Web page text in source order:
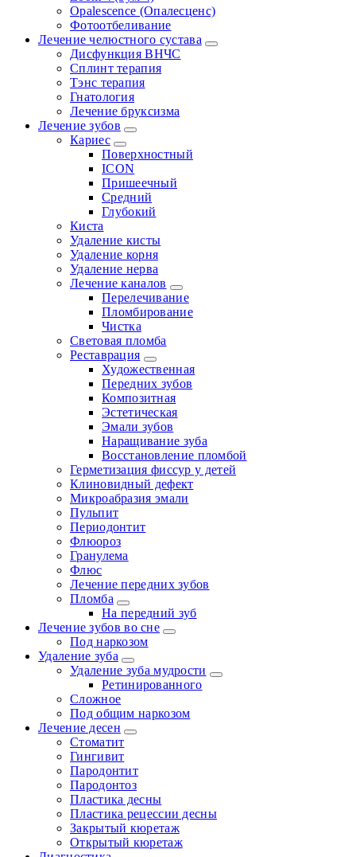
Opalescence (Опалесценс)
Фотоотбеливание
Лечение челюстного сустава
Дисфункция ВНЧС
Сплинт терапия
Тэнс терапия
Гнатология
Лечение бруксизма
Лечение зубов
Кариес
Поверхностный
ICON
Пришеечный
Средний
Глубокий
Киста
Удаление кисты
Удаление корня
Удаление нерва
Лечение каналов
Перелечивание
Пломбирование
Чистка
Световая пломба
Реставрация
Художественная
Передних зубов
Композитная
Эстетическая
Эмали зубов
Наращивание зуба
Восстановление пломбой
Герметизация фиссур у детей
Клиновидный дефект
Микроабразия эмали
Пульпит
Периодонтит
Флюороз
Гранулема
Флюс
Лечение передних зубов
Пломба
На передний зуб
Лечение зубов во сне
Под наркозом
Удаление зуба
Удаление зуба мудрости
Ретинированного
Сложное
Под общим наркозом
Лечение десен
Стоматит
Гингивит
Пародонтит
Пародонтоз
Пластика десны
Пластика рецессии десны
Закрытый кюретаж
Открытый кюретаж